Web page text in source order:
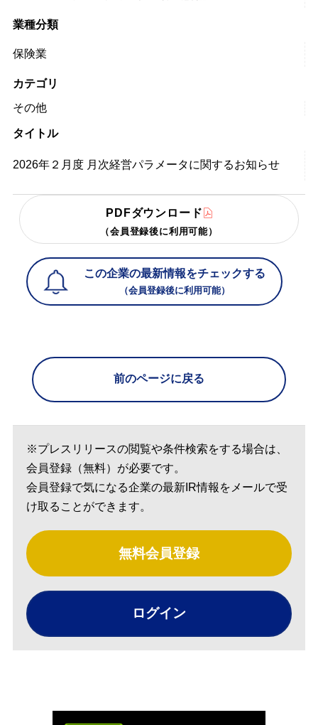
業種分類
保険業
カテゴリ
その他
タイトル
2026年２月度 月次経営パラメータに関するお知らせ
PDFダウンロード
（会員登録後に利用可能）
この企業の最新情報をチェックする
（会員登録後に利用可能）
前のページに戻る
※プレスリリースの閲覧や条件検索をする場合は、
会員登録（無料）が必要です。
会員登録で気になる企業の最新IR情報をメールで受
け取ることができます。
無料会員登録
ログイン